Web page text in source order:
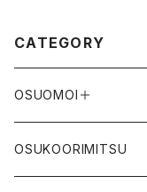
CATEGORY
OSUOMOI＋
OSUKOORIMITSU